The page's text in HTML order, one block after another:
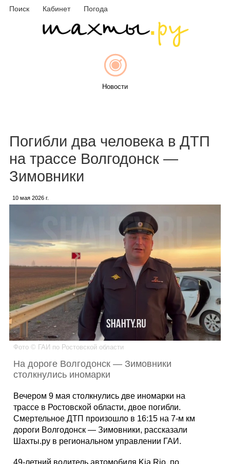
Поиск Кабинет Погода
Новости
Каталог
Инфо
Гороскоп
Фотогалерея
Погибли два человека в ДТП
на трассе Волгодонск —
Зимовники
10 мая 2026 г.
Фото © ГАИ по Ростовской области
На дороге Волгодонск — Зимовники
столкнулись иномарки
Вечером 9 мая столкнулись две иномарки на
трассе в Ростовской области, двое погибли.
Смертельное ДТП произошло в 16:15 на 7-м км
дороги Волгодонск — Зимовники, рассказали
Шахты.ру в региональном управлении ГАИ.